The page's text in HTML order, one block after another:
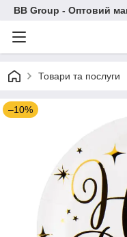
BB Group - Оптовий
Товари та послуги
–10%